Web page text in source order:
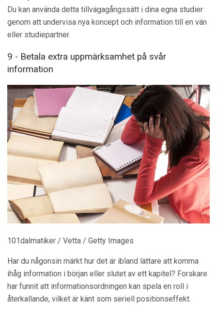
Du kan använda detta tillvägagångssätt i dina egna studier
genom att undervisa nya koncept och information till en vän
eller studiepartner.
9 - Betala extra uppmärksamhet på svår
information
101dalmatiker / Vetta / Getty Images
Har du någonsin märkt hur det är ibland lättare att komma
ihåg information i början eller slutet av ett kapitel? Forskare
har funnit att informationsordningen kan spela en roll i
återkallande, vilket är känt som seriell positionseffekt.